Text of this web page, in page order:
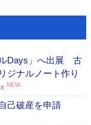
Days」へ出展 古
ジナルノート作り
NEW
己破産を申請